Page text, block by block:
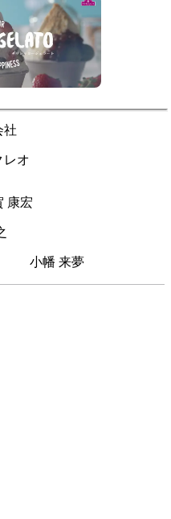
社
レオ
康宏
小幡 来夢